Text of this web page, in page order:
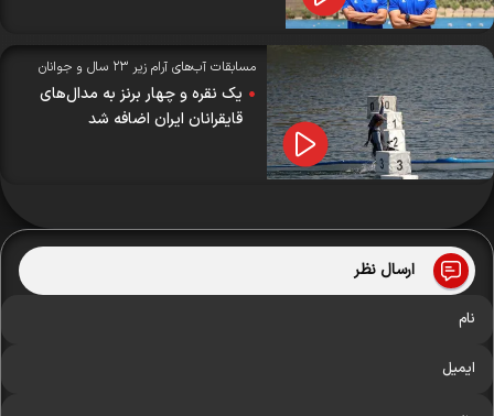
مسابقات آب‌های آرام زیر ۲۳ سال و جوانان
آسیا؛یک نقره و چهار برنز به مدال‌های
قایقرانان ایران اضافه شد
ارسال نظر